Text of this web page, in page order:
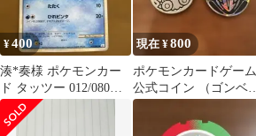
¥400
湊*奏様 ポケモンカー
ド タッツー 012/080
HP50
現在 ¥800
ポケモンカードゲーム
公式コイン （ゴンベ、
デオキシス） コイント
ス ポケカ